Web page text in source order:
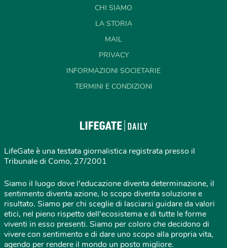
CHI SIAMO
LA STORIA
MAIL
PRIVACY
INFORMAZIONI SOCIETARIE
TERMINI E CONDIZIONI
LifeGate è una testata giornalistica registrata presso il
Tribunale di Como, 27/2001
Siamo il luogo dove l'educazione diventa determinazione, il
sentimento diventa azione, lo scopo diventa soluzione e
risultato. Siamo per chi sceglie di lasciarsi guidare da valori
etici, nel pieno rispetto dell'ecosistema e di tutte le forme
viventi in esso presenti. Siamo per coloro che decidono di
vivere con sentimento e di dare uno scopo alla propria vita,
agendo per rendere il mondo un posto migliore.